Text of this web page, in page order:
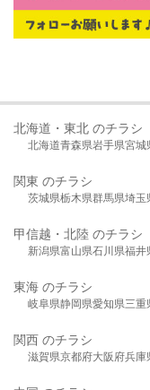
北海道・東北 のチラシ
北海道青森県岩手県宮城
関東 のチラシ
茨城県栃木県群馬県埼玉
甲信越・北陸 のチラシ
新潟県富山県石川県福井
東海 のチラシ
岐阜県静岡県愛知県三重
関西 のチラシ
滋賀県京都府大阪府兵庫